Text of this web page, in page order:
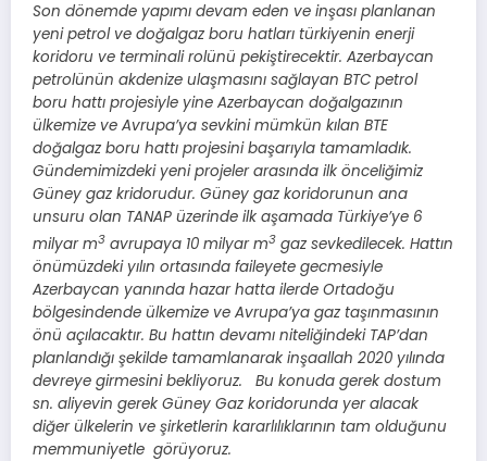
Son dönemde yapımı devam eden ve inşası planlanan
yeni petrol ve doğalgaz boru hatları türkiyenin enerji
koridoru ve terminali rolünü pekiştirecektir. Azerbaycan
petrolünün akdenize ulaşmasını sağlayan BTC petrol
boru hattı projesiyle yine Azerbaycan doğalgazının
ülkemize ve Avrupa’ya sevkini mümkün kılan BTE
doğalgaz boru hattı projesini başarıyla tamamladık.
Gündemimizdeki yeni projeler arasında ilk önceliğimiz
Güney gaz kridorudur. Güney gaz koridorunun ana
unsuru olan TANAP üzerinde ilk aşamada Türkiye’ye 6
milyar m3 avrupaya 10 milyar m3 gaz sevkedilecek. Hattın
önümüzdeki yılın ortasında faileyete gecmesiyle
Azerbaycan yanında hazar hatta ilerde Ortadoğu
bölgesindende ülkemize ve Avrupa’ya gaz taşınmasının
önü açılacaktır. Bu hattın devamı niteliğindeki TAP’dan
planlandığı şekilde tamamlanarak inşaallah 2020 yılında
devreye girmesini bekliyoruz. Bu konuda gerek dostum
sn. aliyevin gerek Güney Gaz koridorunda yer alacak
diğer ülkelerin ve şirketlerin kararlılıklarının tam olduğunu
memmuniyetle görüyoruz.